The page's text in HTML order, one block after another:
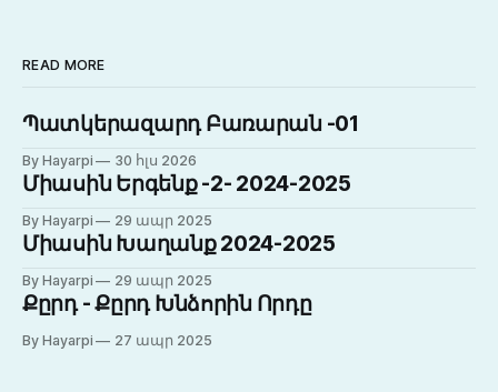
READ MORE
Պատկերազարդ Բառարան -01
By Hayarpi 30 հլս 2026
Միասին Երգենք -2- 2024-2025
By Hayarpi 29 ապր 2025
Միասին Խաղանք 2024-2025
By Hayarpi 29 ապր 2025
Քըրդ - Քըրդ Խնձորին Որդը
By Hayarpi 27 ապր 2025